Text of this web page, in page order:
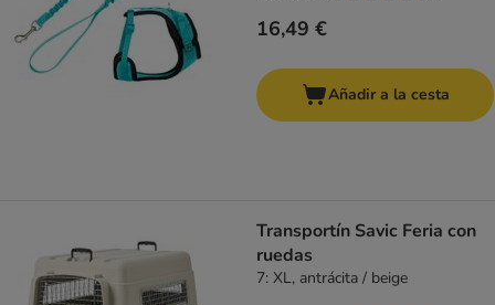
16,49 €
Añadir a la cesta
Transportín Savic Feria con
ruedas
7: XL, antrácita / beige